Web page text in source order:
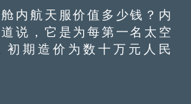
航天服价值多少钱？内
说，它是为每第一名太空
初期造价为数十万元人民